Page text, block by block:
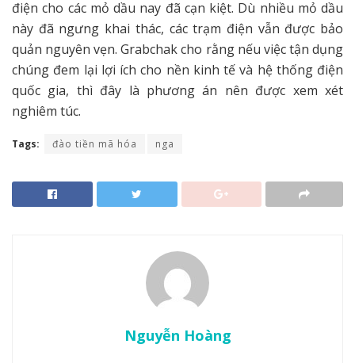
điện cho các mỏ dầu nay đã cạn kiệt. Dù nhiều mỏ dầu
này đã ngưng khai thác, các trạm điện vẫn được bảo
quản nguyên vẹn. Grabchak cho rằng nếu việc tận dụng
chúng đem lại lợi ích cho nền kinh tế và hệ thống điện
quốc gia, thì đây là phương án nên được xem xét
nghiêm túc.
Tags: đào tiền mã hóa nga
Nguyễn Hoàng